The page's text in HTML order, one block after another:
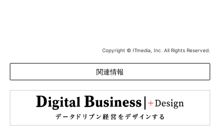
Copyright © ITmedia, Inc. All Rights Reserved.
関連情報